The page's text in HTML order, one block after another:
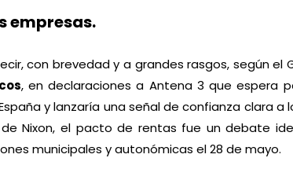
empresas.
con brevedad y a grandes rasgos, según
, en declaraciones a Antena 3 que espera
y lanzaría una señal de confianza clara
Nixon, el pacto de rentas fue un debate
municipales y autonómicas el 28 de mayo.